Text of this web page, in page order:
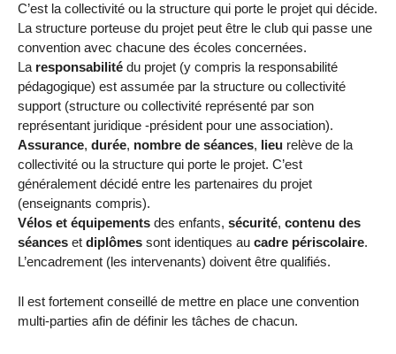
C’est la collectivité ou la structure qui porte le projet qui décide.
La structure porteuse du projet peut être le club qui passe une
convention avec chacune des écoles concernées.
La responsabilité du projet (y compris la responsabilité
pédagogique) est assumée par la structure ou collectivité
support (structure ou collectivité représenté par son
représentant juridique -président pour une association).
Assurance, durée, nombre de séances, lieu relève de la
collectivité ou la structure qui porte le projet. C’est
généralement décidé entre les partenaires du projet
(enseignants compris).
Vélos et équipements des enfants, sécurité, contenu des
séances et diplômes sont identiques au cadre périscolaire.
L’encadrement (les intervenants) doivent être qualifiés.
Il est fortement conseillé de mettre en place une convention
multi-parties afin de définir les tâches de chacun.